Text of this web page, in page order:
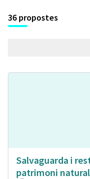
36 propostes
Salvaguarda i
patrimoni